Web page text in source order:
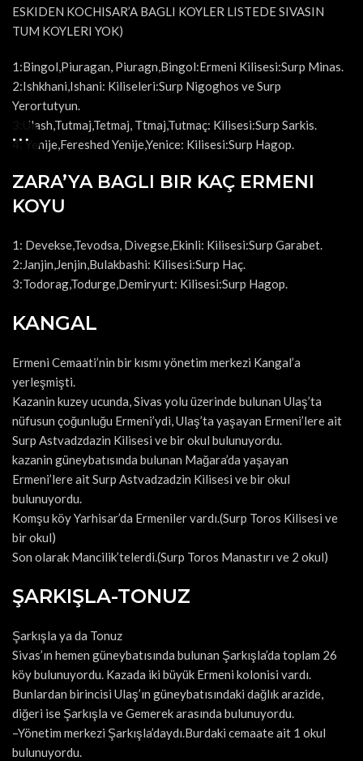
ESKIDEN KOCHISAR’A BAGLI KOYLER LISTEDE SIVASIN
TUM KOYLERI YOK)
1:Bingol,Piuragan, Piuragn,Bingol:Ermeni Kilisesi:Surp Minas.
2:Ishkhani,Ishani: Kiliseleri:Surp Nigoghos ve Surp
Yerortutyun.
3:Ulash,Tutmaj,Tetmaj, Ttmaj,Tutmaç: Kilisesi:Surp Sarkis.
4: Yenije,Fereshed Yenije,Yenice: Kilisesi:Surp Hagop.
ZARA’YA BAGLI BIR KAÇ ERMENI
KOYU
1: Devekse,Tevodsa, Divegse,Ekinli: Kilisesi:Surp Garabet.
2:Janjin,Jenjin,Bulakbashi: Kilisesi:Surp Haç.
3:Todorag,Todurge,Demiryurt: Kilisesi:Surp Hagop.
KANGAL
Ermeni Cemaati’nin bir kısmı yönetim merkezi Kangal’a
yerleşmişti.
Kazanin kuzey ucunda, Sivas yolu üzerinde bulunan Ulaş’ta
nüfusun çoğunluğu Ermeni’ydi, Ulaş’ta yaşayan Ermeni’lere ait
Surp Astvadzdazin Kilisesi ve bir okul bulunuyordu.
kazanin güneybatısında bulunan Mağara’da yaşayan
Ermeni’lere ait Surp Astvadzadzin Kilisesi ve bir okul
bulunuyordu.
Komşu köy Yarhisar’da Ermeniler vardı.(Surp Toros Kilisesi ve
bir okul)
Son olarak Mancilik’telerdi.(Surp Toros Manastırı ve 2 okul)
ŞARKIŞLA-TONUZ
Şarkışla ya da Tonuz
Sivas’ın hemen güneybatısında bulunan Şarkışla’da toplam 26
köy bulunuyordu. Kazada iki büyük Ermeni kolonisi vardı.
Bunlardan birincisi Ulaş’ın güneybatısındaki dağlık arazide,
diğeri ise Şarkışla ve Gemerek arasında bulunuyordu.
–Yönetim merkezi Şarkışla’daydı.Burdaki cemaate ait 1 okul
bulunuyordu.